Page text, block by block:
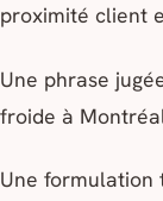
proximité client
Une phrase
froide à
Une formulation